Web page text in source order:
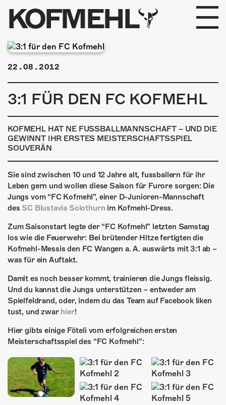
KOFMEHL
PROGRAMM
FABRIKGEFLÜSTER
GALERIE
FOTOGALERIE
PHOTOMAT
INFOS
KONTAKT
ÜBER UNS
GÖNNEREI
SHOP
MITMACHEN
22.08.2012
3:1 FÜR DEN FC KOFMEHL
KOFMEHL HAT NE FUSSBALLMANNSCHAFT – UND DIE
GEWINNT IHR ERSTES MEISTERSCHAFTSSPIEL
SOUVERÄN
Sie sind zwischen 10 und 12 Jahre alt, fussballern für ihr
Leben gern und wollen diese Saison für Furore sorgen: Die
Jungs vom “FC Kofmehl”, einer D-Junioren-Mannschaft
desSC Blustavia Solothurn im Kofmehl-Dress.
Zum Saisonstart legte der “FC Kofmehl” letzten Samstag
los wie die Feuerwehr: Bei brütender Hitze fertigten die
Kofmehl-Messis den FC Wangen a. A. auswärts mit 3:1 ab –
was für ein Auftakt.
Damit es noch besser kommt, trainieren die Jungs fleissig.
Und du kannst die Jungs unterstützen – entweder am
Spielfeldrand, oder, indem du das Team auf Facebook liken
tust, und zwar hier!
Hier gibts einige Föteli vom erfolgreichen ersten
Meisterschaftsspiel des “FC Kofmehl”: